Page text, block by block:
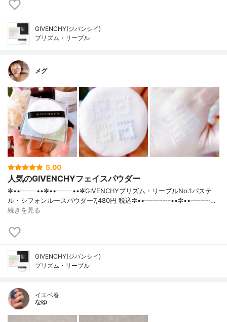
GIVENCHY(ジバンシイ)
プリズム・リーブル
メグ
5.00
人気のGIVENCHYフェイスパウダー
✼••┈┈┈┈••✼••┈┈┈┈••✼GIVENCHYプリズム・リーブルNo.1パステ
ル・シフォンルースパウダー7,480円 税込✼••┈┈┈┈••✼••┈┈┈…
続きを見る
GIVENCHY(ジバンシイ)
プリズム・リーブル
イエベ春
なゆ